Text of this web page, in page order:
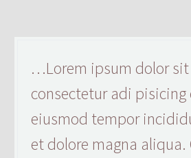
…Lorem ipsum dolor
consectetur adi pisicing
eiusmod tempor
et dolore magna